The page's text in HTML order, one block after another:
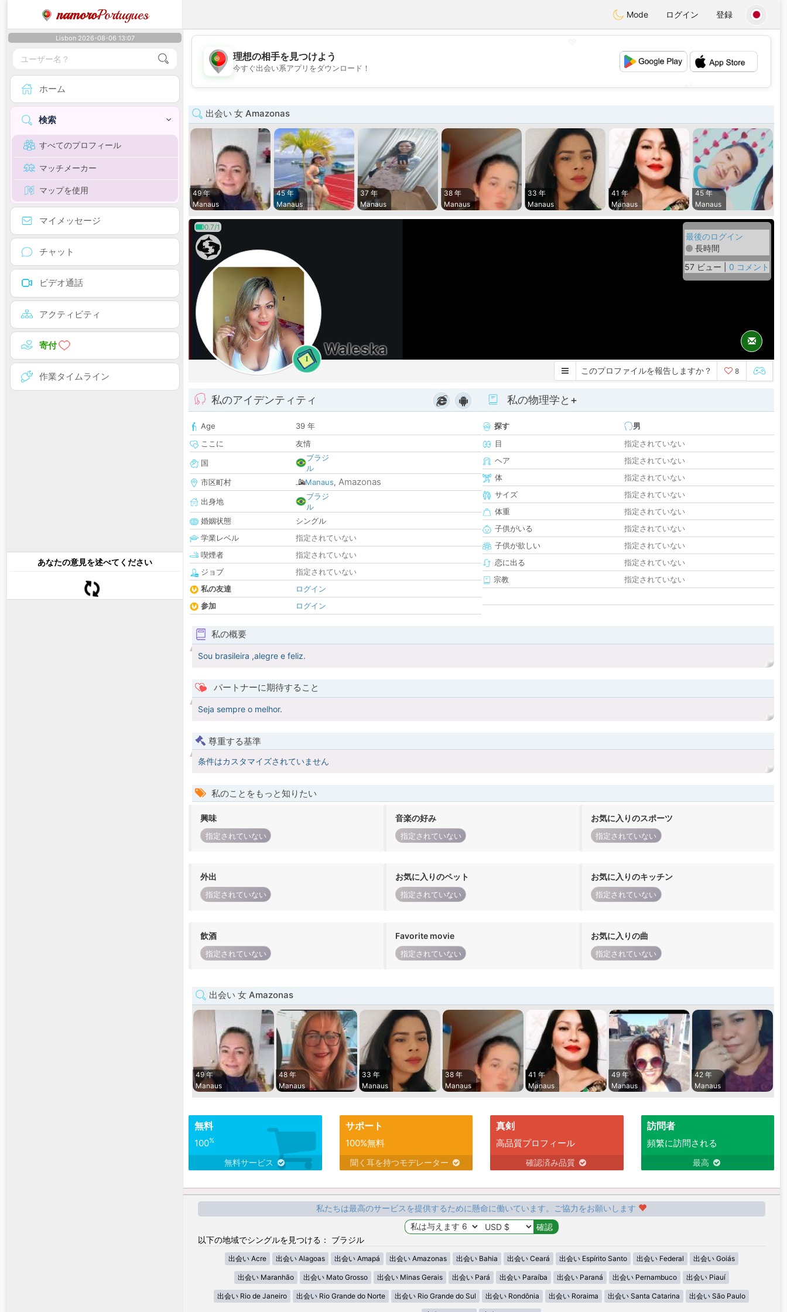
namoroPortugues Mode ログイン 登録
Lisbon 2026-08-06 13:07
ホーム
検索
すべてのプロフィール
マッチメーカー
マップを使用
マイメッセージ
チャット
ビデオ通話
アクティビティ
寄付
作業タイムライン
あなたの意見を述べてください
💖
💕
理想の相手を見つけよう
今すぐ出会い系アプリをダウンロード！
出会い 女 Amazonas
49 年
Manaus
45 年
Manaus
37 年
Manaus
38 年
Manaus
33 年
Manaus
41 年
Manaus
45 年
Manaus
0.7/1
1
Waleska
最後のログイン
長時間
57 ビュー | 0 コメント
このプロファイルを報告しますか？ 8
私のアイデンティティ
Age
39 年
ここに
友情
国
ブラジ
ル
市区町村
Manaus, Amazonas
出身地
ブラジ
ル
婚姻状態
シングル
学業レベル
指定されていない
喫煙者
指定されていない
ジョブ
指定されていない
私の友達
ログイン
参加
ログイン
私の物理学と+
探す
男
目
指定されていない
ヘア
指定されていない
体
指定されていない
サイズ
指定されていない
体重
指定されていない
子供がいる
指定されていない
子供が欲しい
指定されていない
恋に出る
指定されていない
宗教
指定されていない
私の概要
Sou brasileira ,alegre e feliz.
パートナーに期待すること
Seja sempre o melhor.
尊重する基準
条件はカスタマイズされていません
私のことをもっと知りたい
興味
指定されていない
音楽の好み
指定されていない
お気に入りのスポーツ
指定されていない
外出
指定されていない
お気に入りのペット
指定されていない
お気に入りのキッチン
指定されていない
飲酒
指定されていない
Favorite movie
指定されていない
お気に入りの曲
指定されていない
出会い 女 Amazonas
49 年
Manaus
48 年
Manaus
33 年
Manaus
38 年
Manaus
41 年
Manaus
49 年
Manaus
42 年
Manaus
無料
100%
無料サービス
サポート
100%無料
聞く耳を持つモデレーター
真剣
高品質プロフィール
確認済み品質
訪問者
頻繁に訪問される
最高
私たちは最高のサービスを提供するために懸命に働いています。ご協力をお願いします
以下の地域でシングルを見つける： ブラジル
出会い Acre 出会い Alagoas 出会い Amapá 出会い Amazonas 出会い Bahia 出会い Ceará 出会い Espírito Santo 出会い Federal 出会い Goiás
出会い Maranhão 出会い Mato Grosso 出会い Minas Gerais 出会い Pará 出会い Paraíba 出会い Paraná 出会い Pernambuco 出会い Piauí
出会い Rio de Janeiro 出会い Rio Grande do Norte 出会い Rio Grande do Sul 出会い Rondônia 出会い Roraima 出会い Santa Catarina 出会い São Paulo